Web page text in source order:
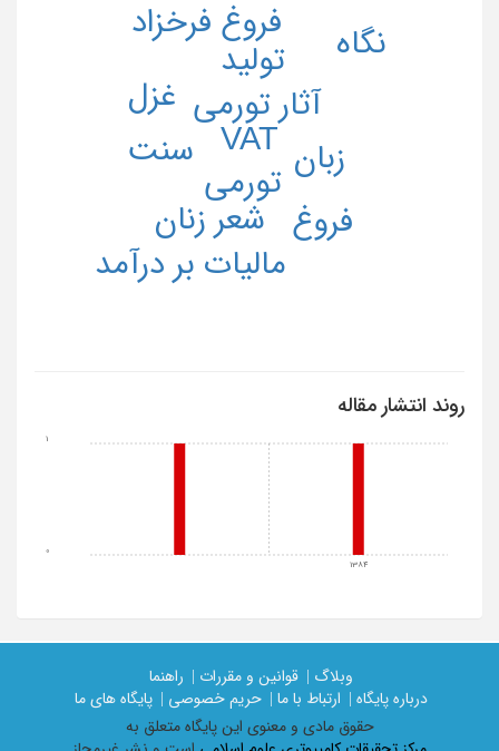
VAT
آثار تورمی
تورمی
تولید
زبان
سنت
شعر زنان
غزل
فروغ
فروغ فرخزاد
مالیات بر درآمد
نگاه
روند انتشار مقاله
1384
0
1
وبلاگ | قوانین و مقررات |
راهنما
درباره پایگاه |
ارتباط با ما | حریم خصوصی |
پایگاه های ما
حقوق مادی و معنوی اين پايگاه متعلق به